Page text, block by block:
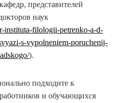
представителей
наук
instituta-filologii-petrenko-a-d-
s-vypolneniem-poruchenij-
).
подходите к
и обучающихся